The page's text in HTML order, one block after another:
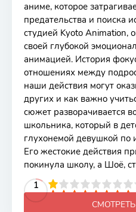
аниме, которое
предательства и поиска
студией Kyoto Animation,
своей глубокой
анимацией. История
отношениях между
наши действия могут
других и как важно
сюжет разворачивается
школьника, который в
глухонемой девушкой
Его жестокие действия
покинула школу, а Шоё,
1
4 5 6 7 8 9 10